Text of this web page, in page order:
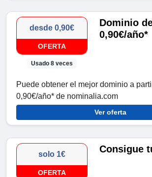
desde 0,90€
OFERTA
Usado 8 veces
Dominio
0,90€/año*
Puede obtener el mejor dominio a
0,90€/año* de nominalia.com
Ver oferta
solo 1€
OFERTA
Consigue